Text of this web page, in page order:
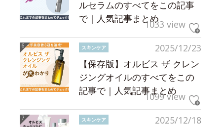
ルセラムのすべてをこの記事
で｜人気記事まとめ1033 view
2025/12/23
スキンケア
【保存版】オルビス ザ クレン
ジングオイルのすべてをこの
記事で｜人気記事まとめ
1099 view
2025/12/18
スキンケア